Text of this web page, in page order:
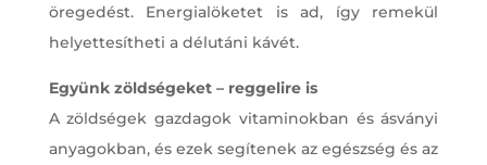
öregedést. Energialöketet is ad, így remekül
helyettesítheti a délutáni kávét.
Együnk zöldségeket – reggelire is
A zöldségek gazdagok vitaminokban és ásványi
anyagokban, és ezek segítenek az egészség és az